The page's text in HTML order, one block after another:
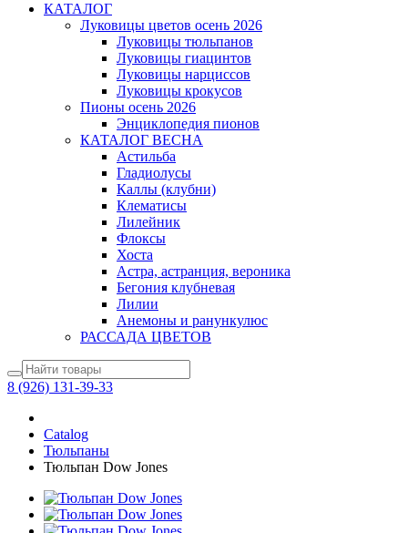
КАТАЛОГ
Луковицы цветов осень 2026
Луковицы тюльпанов
Луковицы гиацинтов
Луковицы нарциссов
Луковицы крокусов
Пионы осень 2026
Энциклопедия пионов
КАТАЛОГ ВЕСНА
Астильба
Гладиолусы
Каллы (клубни)
Клематисы
Лилейник
Флоксы
Хоста
Астра, астранция, вероника
Бегония клубневая
Лилии
Анемоны и ранункулюс
РАССАДА ЦВЕТОВ
8 (926) 131-39-33
Catalog
Тюльпаны
Тюльпан Dow Jones